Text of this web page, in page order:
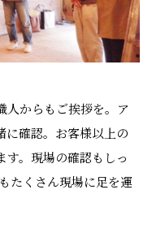
人からもご挨拶を。ア
に確認。お客様以上の
。現場の確認もしっ
たくさん現場に足を運